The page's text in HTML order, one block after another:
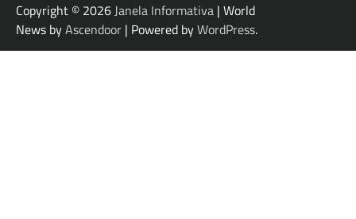
Copyright © 2026Janela Informativa | World
News byAscendoor | Powered byWordPress.